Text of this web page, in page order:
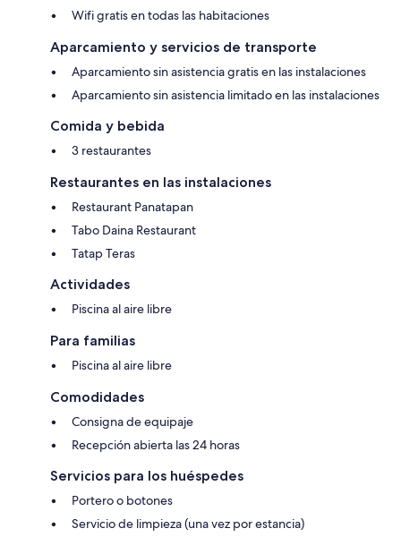
Wifi gratis en todas las habitaciones
Aparcamiento y servicios de transporte
Aparcamiento sin asistencia gratis en las instalaciones
Aparcamiento sin asistencia limitado en las instalaciones
Comida y bebida
3 restaurantes
Restaurantes en las instalaciones
Restaurant Panatapan
Tabo Daina Restaurant
Tatap Teras
Actividades
Piscina al aire libre
Para familias
Piscina al aire libre
Comodidades
Consigna de equipaje
Recepción abierta las 24 horas
Servicios para los huéspedes
Portero o botones
Servicio de limpieza (una vez por estancia)